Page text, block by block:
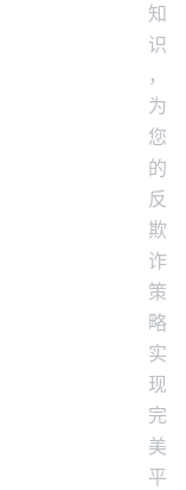
知
识
，
为
您
的
反
欺
诈
策
略
实
现
完
美
平